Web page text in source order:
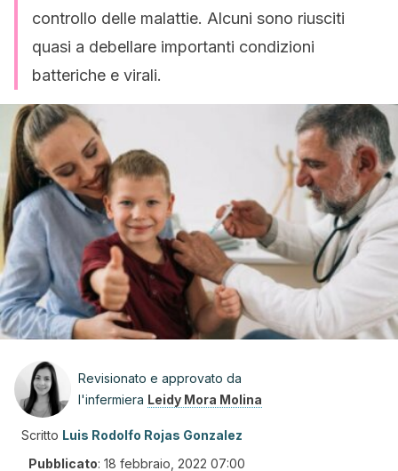
controllo delle malattie. Alcuni sono riusciti
quasi a debellare importanti condizioni
batteriche e virali.
Revisionato e approvato da
l'infermiera Leidy Mora Molina
Scritto Luis Rodolfo Rojas Gonzalez
Pubblicato: 18 febbraio, 2022 07:00